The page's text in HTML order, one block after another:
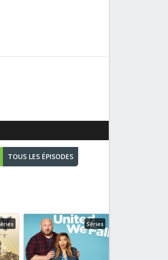
TOUS LES ÉPISODES
Séries